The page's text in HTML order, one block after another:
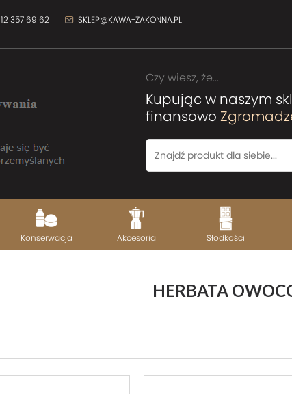
12 357 69 62 SKLEP@KAWA-ZAKONNA.PL
Czy wiesz, że...
Kupując w naszym
finansowo
Konserwacja Akcesoria Słodkości
HERBATA